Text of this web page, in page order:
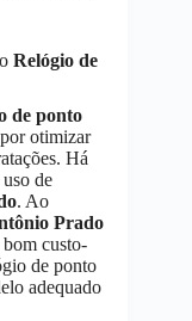
Relógio de
de ponto
otimizar
Há
de
. Ao
Prado
custo-
de ponto
adequado